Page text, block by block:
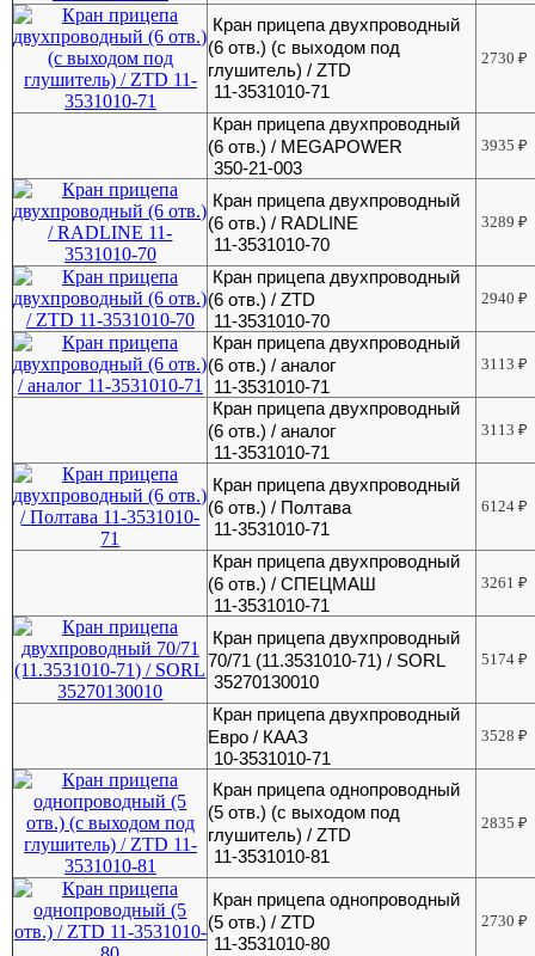
Кран прицепа двухпроводный
(6 отв.) (с выходом под
глушитель) / ZTD
11-3531010-71
2730₽
Кран прицепа двухпроводный
(6 отв.) / MEGAPOWER
350-21-003
3935₽
Кран прицепа двухпроводный
(6 отв.) / RADLINE
11-3531010-70
3289₽
Кран прицепа двухпроводный
(6 отв.) / ZTD
11-3531010-70
2940₽
Кран прицепа двухпроводный
(6 отв.) / аналог
11-3531010-71
3113₽
Кран прицепа двухпроводный
(6 отв.) / аналог
11-3531010-71
3113₽
Кран прицепа двухпроводный
(6 отв.) / Полтава
11-3531010-71
6124₽
Кран прицепа двухпроводный
(6 отв.) / СПЕЦМАШ
11-3531010-71
3261₽
Кран прицепа двухпроводный
70/71 (11.3531010-71) / SORL
35270130010
5174₽
Кран прицепа двухпроводный
Евро / КААЗ
10-3531010-71
3528₽
Кран прицепа однопроводный
(5 отв.) (с выходом под
глушитель) / ZTD
11-3531010-81
2835₽
Кран прицепа однопроводный
(5 отв.) / ZTD
11-3531010-80
2730₽